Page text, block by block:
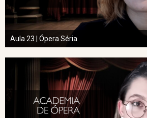
Aula 23 | Ópera Séria